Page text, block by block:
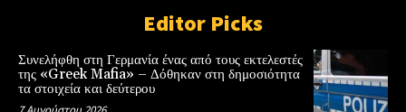
Editor Picks
Συνελήφθη στη Γερμανία ένας από τους εκτελεστές
της «Greek Mafia» – Δόθηκαν στη δημοσιότητα
τα στοιχεία και δεύτερου